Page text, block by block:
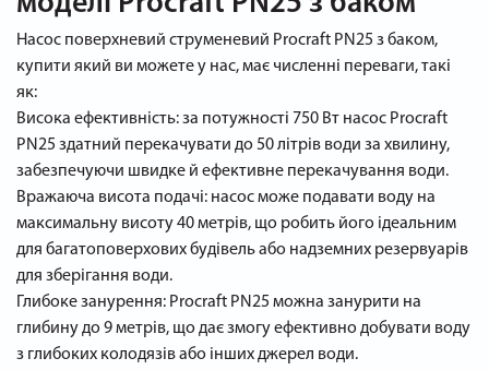
Насос поверхневий струменевий Procraft PN25 з баком,
купити який ви можете у нас, має численні переваги, такі
як:
Висока ефективність: за потужності 750 Вт насос Procraft
PN25 здатний перекачувати до 50 літрів води за хвилину,
забезпечуючи швидке й ефективне перекачування води.
Вражаюча висота подачі: насос може подавати воду на
максимальну висоту 40 метрів, що робить його ідеальним
для багатоповерхових будівель або надземних резервуарів
для зберігання води.
Глибоке занурення: Procraft PN25 можна занурити на
глибину до 9 метрів, що дає змогу ефективно добувати воду
з глибоких колодязів або інших джерел води.